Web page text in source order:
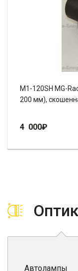
M1-120SH MG-
200 мм),
4 000₽
Автолампы